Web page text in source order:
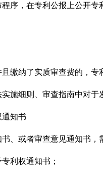
序，在专利公报上公开专
缴纳了实质审查费的，
施细则、审查指南中对
知书
、或者审查意见通知书
利权通知书；